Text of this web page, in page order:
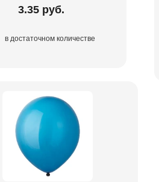
3.35 руб.
в достаточном количестве